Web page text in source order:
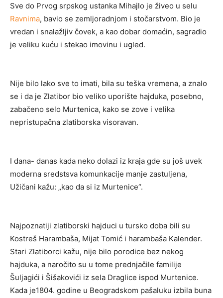
Sve do Prvog srpskog ustanka Mihajlo je živeo u selu
Ravnima, bavio se zemljoradnjom i stočarstvom. Bio je
vredan i snalažljiv čovek, a kao dobar domaćin, sagradio
je veliku kuću i stekao imovinu i ugled.
Nije bilo lako sve to imati, bila su teška vremena, a znalo
se i da je Zlatibor bio veliko uporište hajduka, posebno,
zabačeno selo Murtenica, kako se zove i velika
nepristupačna zlatiborska visoravan.
I dana- danas kada neko dolazi iz kraja gde su još uvek
moderna sredstsva komunkacije manje zastuljena,
Užičani kažu: „kao da si iz Murtenice“.
Najpoznatiji zlatiborski hajduci u tursko doba bili su
Kostreš Harambaša, Mijat Tomić i harambaša Kalender.
Stari Zlatiborci kažu, nije bilo porodice bez nekog
hajduka, a naročito su u tome prednjačile familije
Šuljagići i Šišakovići iz sela Draglice ispod Murtenice.
Kada je1804. godine u Beogradskom pašaluku izbila buna